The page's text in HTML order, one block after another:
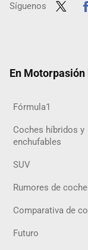
Síguenos
En
Fórmula1
Coches híbridos y
enchufables
SUV
Rumores de
Comparativa de
Futuro